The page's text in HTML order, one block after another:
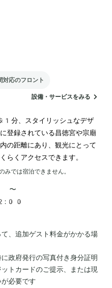
応のフロント
設備・サービスをみる
分、スタイリッシュなデザ
登録されている昌徳宮や宗廟
の距離にあり、観光にとって
らくアクセスできます。
みでは宿泊できません。
〜
、追加ゲスト料金がかかる場
政府発行の写真付き身分証明
トカードのご提示、または現
必要です